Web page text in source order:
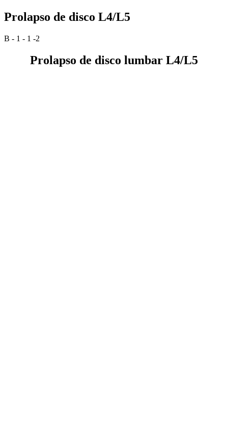
Prolapso de disco L4/L5
B - 1 - 1 -2
Prolapso de disco lumbar L4/L5